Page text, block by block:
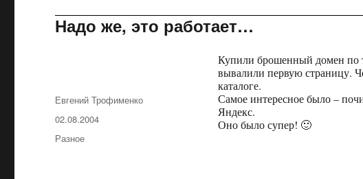
Надо же, это работает…
Купили брошенный домен по
вывалили первую страницу.
каталоге.
Самое интересное было –
Яндекс.
Оно было супер! 🙂
Автор
Евгений Трофименко
Опубликовано
02.08.2004
Рубрики
Разное